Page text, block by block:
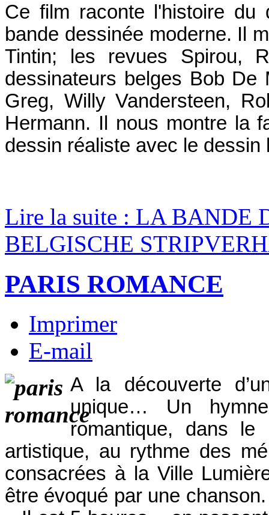
Ce film raconte l'histoire
bande dessinée moderne. Il
Tintin; les revues Spirou,
dessinateurs belges Bob
Greg, Willy Vandersteen,
Hermann. Il nous montre la
dessin réaliste avec le dessin
Lire la suite : LA BANDE
BELGISCHE
PARIS ROMANCE
Imprimer
E-mail
A la découverte
unique… Un
romantique, dans
artistique, au rythme des
consacrées à la Ville
être évoqué par une